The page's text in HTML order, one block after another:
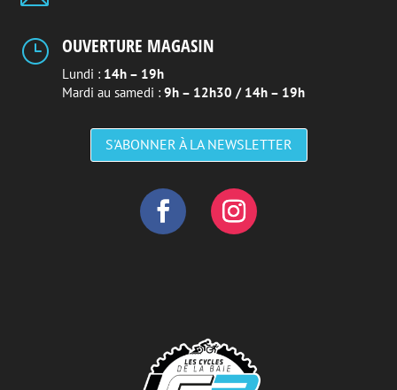
} OUVERTURE MAGASIN
Lundi : 14h – 19h
Mardi au samedi : 9h – 12h30 / 14h – 19h
S'ABONNER À LA NEWSLETTER